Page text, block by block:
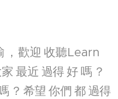
， 歡迎 收聽Learn
最近 過得 好 嗎 ？
？ 希望 你們 都過得